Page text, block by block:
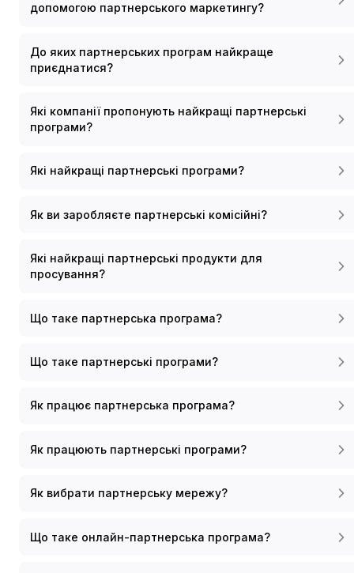
допомогою партнерського маркетингу?
До яких партнерських програм найкраще
приєднатися?
Які компанії пропонують найкращі партнерські
програми?
Які найкращі партнерські програми?
Як ви заробляєте партнерські комісійні?
Які найкращі партнерські продукти для
просування?
Що таке партнерська програма?
Що таке партнерські програми?
Як працює партнерська програма?
Як працюють партнерські програми?
Як вибрати партнерську мережу?
Що таке онлайн-партнерська програма?